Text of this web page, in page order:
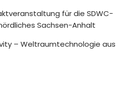
für die SDWC-
Sachsen-Anhalt
– Weltraumtechnologie aus